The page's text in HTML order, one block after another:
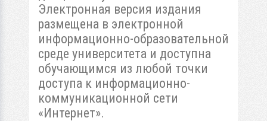
Электронная версия издания
размещена в электронной
информационно-образовательной
среде университета и доступна
обучающимся из любой точки
доступа к информационно-
коммуникационной сети
«Интернет».